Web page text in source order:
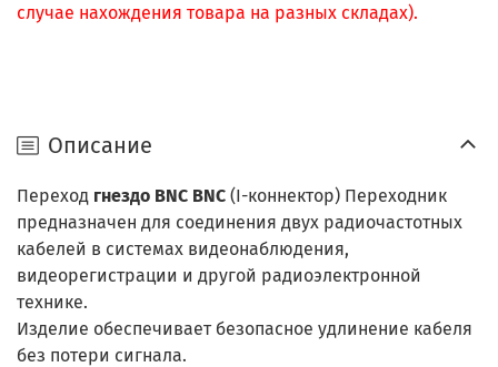
случае нахождения товара на разных складах).
Описание
Переход гнездо BNC BNC (I-коннектор) Переходник
предназначен для соединения двух радиочастотных
кабелей в системах видеонаблюдения,
видеорегистрации и другой радиоэлектронной
технике.
Изделие обеспечивает безопасное удлинение кабеля
без потери сигнала.